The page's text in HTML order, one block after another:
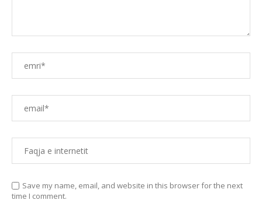
Save my name, email, and website in this browser for the next
time I comment.